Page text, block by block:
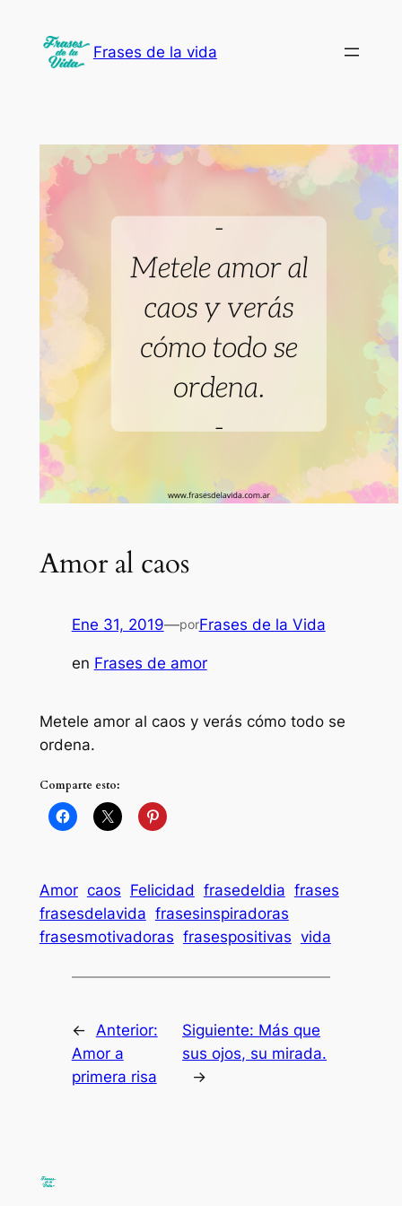
contenido
Frases de la vida
Amor al caos
Ene 31, 2019—porFrases de la Vida
en Frases de amor
Metele amor al caos y verás cómo todo se
ordena.
Comparte esto:
Amor caos Felicidad frasedeldia frases
frasesdelavida frasesinspiradoras
frasesmotivadoras frasespositivas vida
←
Anterior:
Amor a
primera risa
Siguiente: Más que
sus ojos, su mirada.
→